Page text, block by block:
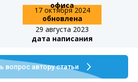
29 августа 2023
дата написания
офиса
обновлена
17 октября 2024
вопрос автору статьи